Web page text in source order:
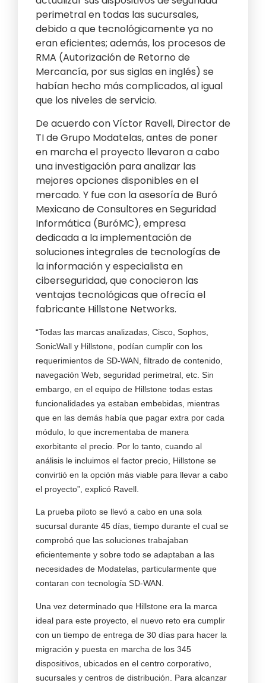
perimetral en todas las sucursales,
debido a que tecnológicamente ya no
eran eficientes; además, los procesos de
RMA (Autorización de Retorno de
Mercancía, por sus siglas en inglés) se
habían hecho más complicados, al igual
que los niveles de servicio.
De acuerdo con Víctor Ravell, Director de
TI de Grupo Modatelas, antes de poner
en marcha el proyecto llevaron a cabo
una investigación para analizar las
mejores opciones disponibles en el
mercado. Y fue con la asesoría de Buró
Mexicano de Consultores en Seguridad
Informática (BuróMC), empresa
dedicada a la implementación de
soluciones integrales de tecnologías de
la información y especialista en
ciberseguridad, que conocieron las
ventajas tecnológicas que ofrecía el
fabricante Hillstone Networks.
“Todas las marcas analizadas, Cisco, Sophos,
SonicWall y Hillstone, podían cumplir con los
requerimientos de SD-WAN, filtrado de contenido,
navegación Web, seguridad perimetral, etc. Sin
embargo, en el equipo de Hillstone todas estas
funcionalidades ya estaban embebidas, mientras
que en las demás había que pagar extra por cada
módulo, lo que incrementaba de manera
exorbitante el precio. Por lo tanto, cuando al
análisis le incluimos el factor precio, Hillstone se
convirtió en la opción más viable para llevar a cabo
el proyecto”, explicó Ravell.
La prueba piloto se llevó a cabo en una sola
sucursal durante 45 días, tiempo durante el cual se
comprobó que las soluciones trabajaban
eficientemente y sobre todo se adaptaban a las
necesidades de Modatelas, particularmente que
contaran con tecnología SD-WAN.
Una vez determinado que Hillstone era la marca
ideal para este proyecto, el nuevo reto era cumplir
con un tiempo de entrega de 30 días para hacer la
migración y puesta en marcha de los 345
dispositivos, ubicados en el centro corporativo,
sucursales y centros de distribución. Para alcanzar